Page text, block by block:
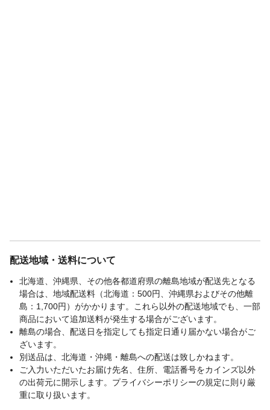
配送地域・送料について
北海道、沖縄県、その他各都道府県の離島地域が配送先となる
場合は、地域配送料（北海道：500円、沖縄県およびその他離
島：1,700円）がかかります。これら以外の配送地域でも、一部
商品において追加送料が発生する場合がございます。
離島の場合、配送日を指定しても指定日通り届かない場合がご
ざいます。
別送品は、北海道・沖縄・離島への配送は致しかねます。
ご入力いただいたお届け先名、住所、電話番号をカインズ以外
の出荷元に開示します。プライバシーポリシーの規定に則り厳
重に取り扱います。